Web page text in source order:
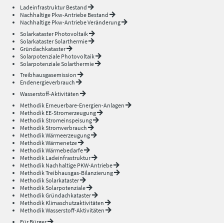
Ladeinfrastruktur Bestand
Nachhaltige Pkw-Antriebe Bestand
Nachhaltige Pkw-Antriebe Veränderung
Solarkataster Photovoltaik
Solarkataster Solarthermie
Gründachkataster
Solarpotenziale Photovoltaik
Solarpotenziale Solarthermie
Treibhausgasemission
Endenergieverbrauch
Wasserstoff-Aktivitäten
Methodik Erneuerbare-Energien-Anlagen
Methodik EE-Stromerzeugung
Methodik Stromeinspeisung
Methodik Stromverbrauch
Methodik Wärmeerzeugung
Methodik Wärmenetze
Methodik Wärmebedarfe
Methodik Ladeinfrastruktur
Methodik Nachhaltige PKW-Antriebe
Methodik Treibhausgas-Bilanzierung
Methodik Solarkataster
Methodik Solarpotenziale
Methodik Gründachkataster
Methodik Klimaschutzaktivitäten
Methodik Wasserstoff-Aktivitäten